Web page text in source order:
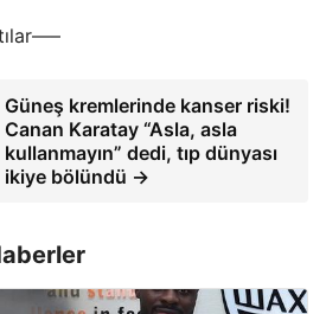
Güneş kremlerinde kanser riski!
Canan Karatay “Asla, asla
kullanmayın” dedi, tıp dünyası
ikiye bölündü →